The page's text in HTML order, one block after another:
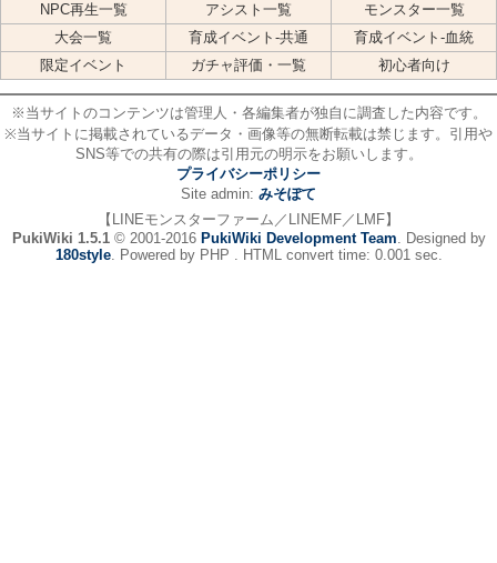
NPC再生一覧 アシスト一覧
モンスター一覧
大会一覧
育成イベント-共通
育成イベント-血統
限定イベント
ガチャ評価・一覧 初心者向け
※当サイトのコンテンツは管理人・各編集者が独自に調査した内容です。
※当サイトに掲載されているデータ・画像等の無断転載は禁じます。引用や
SNS等での共有の際は引用元の明示をお願いします。
プライバシーポリシー
Site admin: みそぽて
【LINEモンスターファーム／LINEMF／LMF】
PukiWiki 1.5.1© 2001-2016 PukiWiki Development Team . Designed by
180style. Powered by PHP . HTML convert time: 0.001 sec.